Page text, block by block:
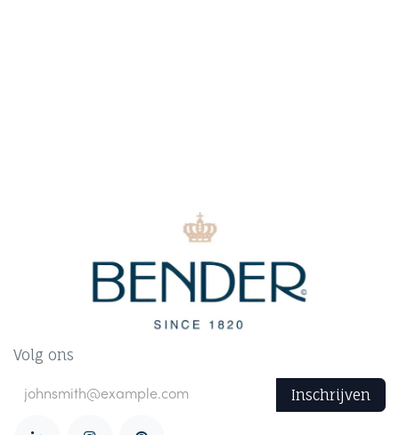
Volg ons
Inschrijven